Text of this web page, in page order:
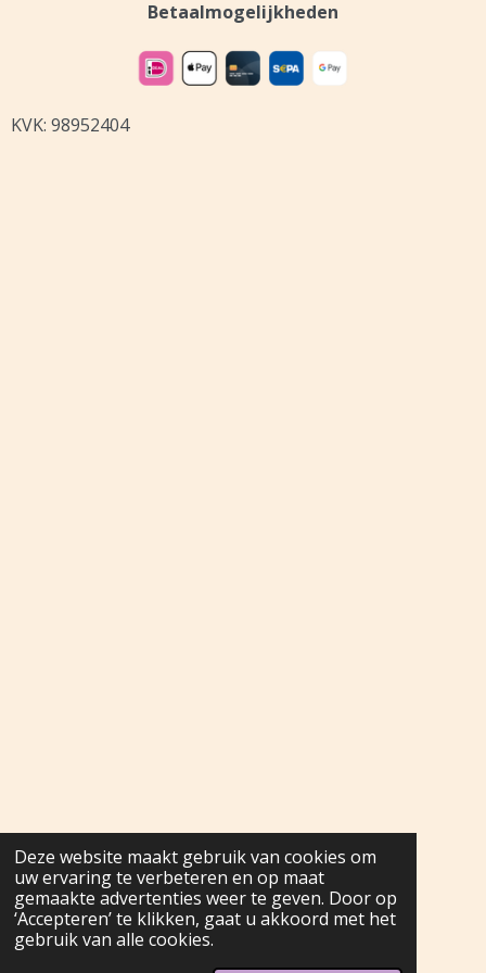
Deze website maakt gebruik van cookies om
uw ervaring te verbeteren en op maat
gemaakte advertenties weer te geven. Door op
‘Accepteren’ te klikken, gaat u akkoord met het
gebruik van alle cookies.
Betaalmogelijkheden
KVK: 98952404